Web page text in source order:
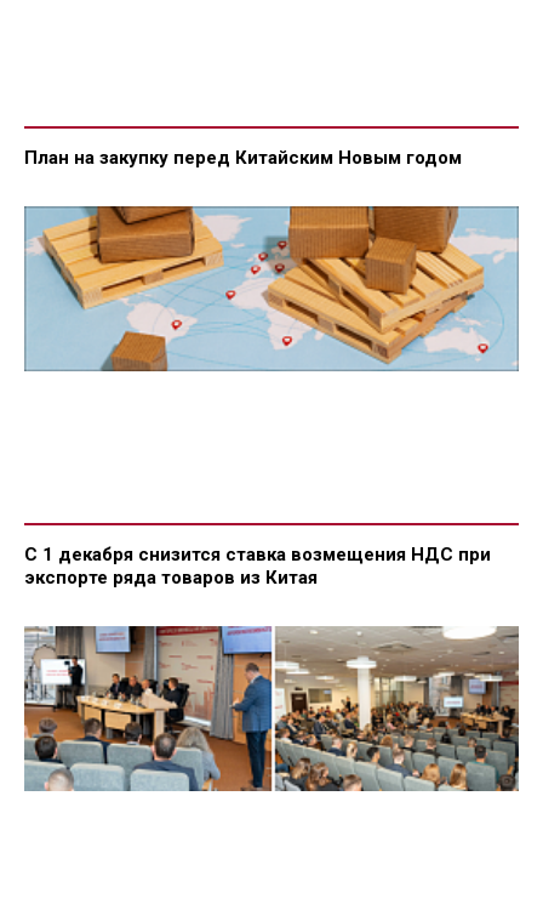
План на закупку перед Китайским Новым годом
С 1 декабря снизится ставка возмещения НДС при
экспорте ряда товаров из Китая